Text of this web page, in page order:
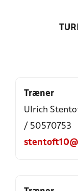
Træner
Ulrich
/ 50570753